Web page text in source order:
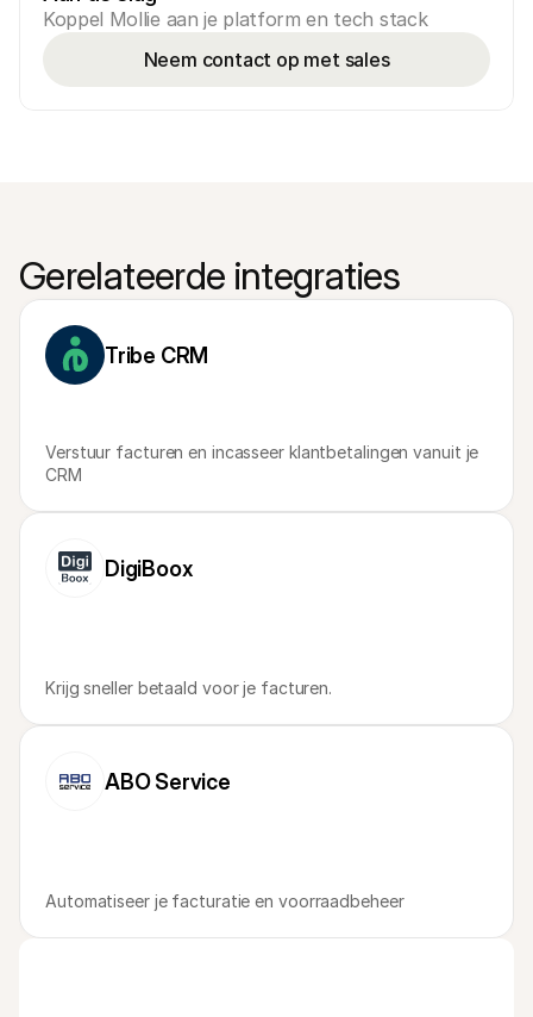
Koppel Mollie aan je platform en tech stack
Neem contact op met sales
Gerelateerde integraties
Tribe CRM
Verstuur facturen en incasseer klantbetalingen vanuit je
CRM
DigiBoox
Krijg sneller betaald voor je facturen.
ABO Service
Automatiseer je facturatie en voorraadbeheer